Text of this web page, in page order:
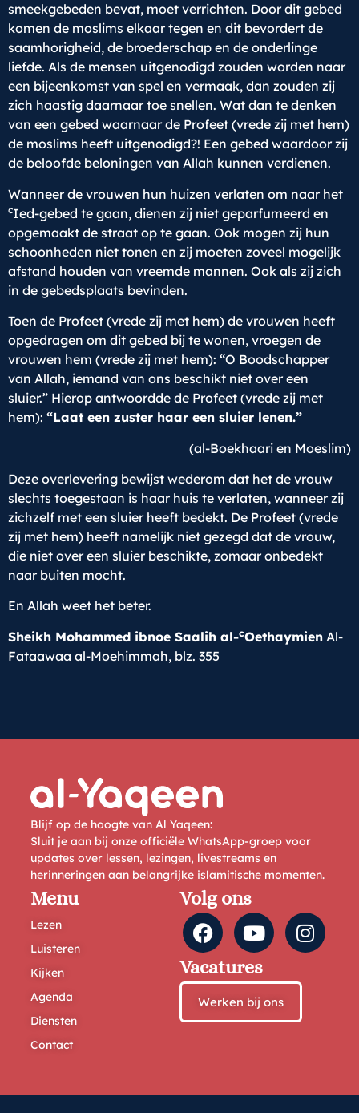
smeekgebeden bevat, moet verrichten. Door dit gebed
komen de moslims elkaar tegen en dit bevordert de
saamhorigheid, de broederschap en de onderlinge
liefde. Als de mensen uitgenodigd zouden worden naar
een bijeenkomst van spel en vermaak, dan zouden zij
zich haastig daarnaar toe snellen. Wat dan te denken
van een gebed waarnaar de Profeet (vrede zij met hem)
de moslims heeft uitgenodigd?! Een gebed waardoor zij
de beloofde beloningen van Allah kunnen verdienen.
Wanneer de vrouwen hun huizen verlaten om naar het
cIed-gebed te gaan, dienen zij niet geparfumeerd en
opgemaakt de straat op te gaan. Ook mogen zij hun
schoonheden niet tonen en zij moeten zoveel mogelijk
afstand houden van vreemde mannen. Ook als zij zich
in de gebedsplaats bevinden.
Toen de Profeet (vrede zij met hem) de vrouwen heeft
opgedragen om dit gebed bij te wonen, vroegen de
vrouwen hem (vrede zij met hem): “O Boodschapper
van Allah, iemand van ons beschikt niet over een
sluier.” Hierop antwoordde de Profeet (vrede zij met
hem): “Laat een zuster haar een sluier lenen.”
(al-Boekhaari en Moeslim)
Deze overlevering bewijst wederom dat het de vrouw
slechts toegestaan is haar huis te verlaten, wanneer zij
zichzelf met een sluier heeft bedekt. De Profeet (vrede
zij met hem) heeft namelijk niet gezegd dat de vrouw,
die niet over een sluier beschikte, zomaar onbedekt
naar buiten mocht.
En Allah weet het beter.
Sheikh Mohammed ibnoe Saalih al-cOethaymien Al-
Fataawaa al-Moehimmah, blz. 355
Blijf op de hoogte van Al Yaqeen:
Sluit je aan bij onze officiële WhatsApp-groep voor
updates over lessen, lezingen, livestreams en
herinneringen aan belangrijke islamitische momenten.
Menu
Lezen
Luisteren
Kijken
Agenda
Diensten
Contact
Volg ons
Vacatures
Werken bij ons